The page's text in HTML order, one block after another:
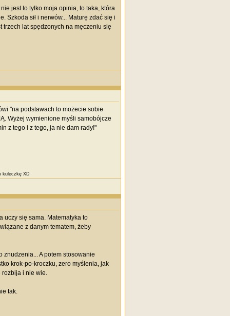
jest to tylko moja opinia, to taka, która
Szkoda sił i nerwów... Maturę zdać się i
trzech lat spędzonych na męczeniu się
"na podstawach to możecie sobie
Wyżej wymienione myśli samobójcze
z tego i z tego, ja nie dam rady!"
kuleczkę XD
uczy się sama. Matematyka to
z danym tematem, żeby
znudzenia... A potem stosowanie
krok-po-kroczku, zero myślenia, jak
rozbija i nie wie.
tak.